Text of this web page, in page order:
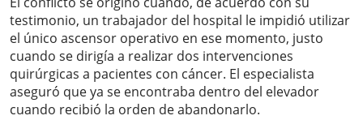
testimonio, un trabajador del hospital le impidió utilizar
el único ascensor operativo en ese momento, justo
cuando se dirigía a realizar dos intervenciones
quirúrgicas a pacientes con cáncer. El especialista
aseguró que ya se encontraba dentro del elevador
cuando recibió la orden de abandonarlo.